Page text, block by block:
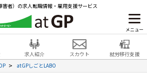
害者）の求人転職情報・雇用支援サービス
メニュー
求人紹介 スカウト
就労移行支援
atGPしごとLABO
雇用のアットジーピー
スラインナップ
就労移行支援
見学・お問い合わせ 無料